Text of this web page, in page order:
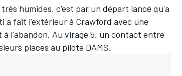
humides, c'est par un départ lancé qu'a
a fait l'extérieur à Crawford avec une
l'abandon. Au virage 5, un contact entre
places au pilote DAMS.